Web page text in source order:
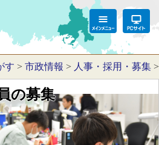
す > 市政情報 > 人事・採用・募集
の募集